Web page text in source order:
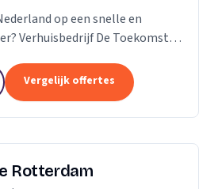
op een snelle en
Verhuisbedrijf De Toekomst
locatie. En dat 24/7! Want of
Vergelijk offertes
Rotterdam